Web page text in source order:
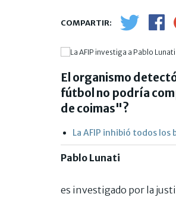
El organismo
fútbol no podría
de coimas"?
La AFIP inhibió todos los
Pablo Lunati
es investigado por la